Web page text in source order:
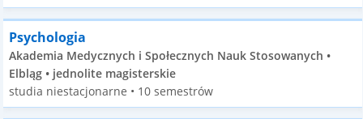
Psychologia
Akademia Medycznych i Społecznych Nauk Stosowanych •
Elbląg • jednolite magisterskie
studia niestacjonarne • 10 semestrów